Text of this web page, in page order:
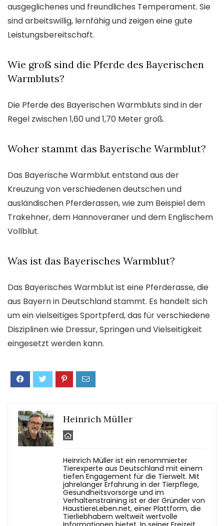
ausgeglichenes und freundliches Temperament. Sie
sind arbeitswillig, lernfähig und zeigen eine gute
Leistungsbereitschaft.
Wie groß sind die Pferde des Bayerischen
Warmbluts?
Die Pferde des Bayerischen Warmbluts sind in der
Regel zwischen 1,60 und 1,70 Meter groß.
Woher stammt das Bayerische Warmblut?
Das Bayerische Warmblut entstand aus der
Kreuzung von verschiedenen deutschen und
ausländischen Pferderassen, wie zum Beispiel dem
Trakehner, dem Hannoveraner und dem Englischem
Vollblut.
Was ist das Bayerisches Warmblut?
Das Bayerisches Warmblut ist eine Pferderasse, die
aus Bayern in Deutschland stammt. Es handelt sich
um ein vielseitiges Sportpferd, das für verschiedene
Disziplinen wie Dressur, Springen und Vielseitigkeit
eingesetzt werden kann.
Heinrich Müller
Heinrich Müller ist ein renommierter
Tierexperte aus Deutschland mit einem
tiefen Engagement für die Tierwelt. Mit
jahrelanger Erfahrung in der Tierpflege,
Gesundheitsvorsorge und im
Verhaltenstraining ist er der Gründer von
HaustiereLeben.net, einer Plattform, die
Tierliebhabern weltweit wertvolle